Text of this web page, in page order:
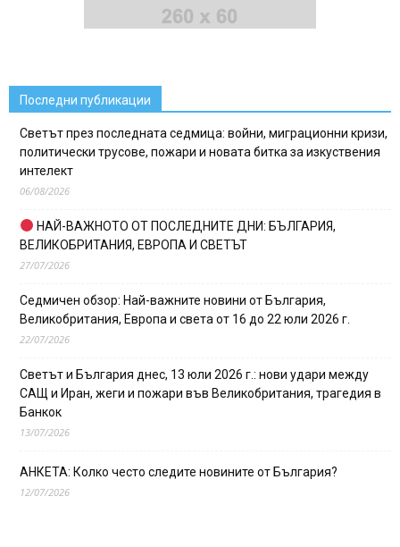
Последни публикации
Светът през последната седмица: войни, миграционни кризи,
политически трусове, пожари и новата битка за изкуствения
интелект
06/08/2026
НАЙ-ВАЖНОТО ОТ ПОСЛЕДНИТЕ ДНИ: БЪЛГАРИЯ,
ВЕЛИКОБРИТАНИЯ, ЕВРОПА И СВЕТЪТ
27/07/2026
Седмичен обзор: Най-важните новини от България,
Великобритания, Европа и света от 16 до 22 юли 2026 г.
22/07/2026
Светът и България днес, 13 юли 2026 г.: нови удари между
САЩ и Иран, жеги и пожари във Великобритания, трагедия в
Банкок
13/07/2026
АНКЕТА: Колко често следите новините от България?
12/07/2026